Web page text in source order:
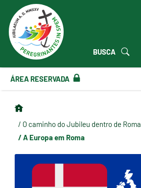
BUSCA
ÁREA RESERVADA
/ O caminho do Jubileu dentro de Roma
/ A Europa em Roma